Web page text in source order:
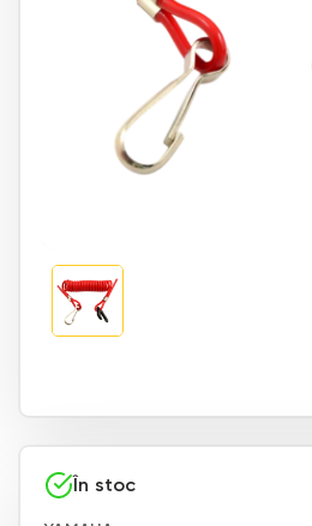
În stoc